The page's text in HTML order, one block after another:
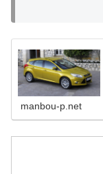
manbou-p.net